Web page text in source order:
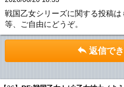
戦国乙女シリーズに関する投稿
等、ご自由にどうぞ。
返信で